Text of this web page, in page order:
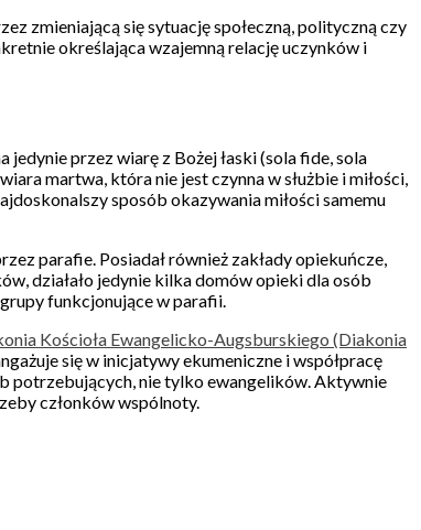
zmieniającą się sytuację społeczną, polityczną czy
określająca wzajemną relację uczynków i
przez wiarę z Bożej łaski (sola fide, sola
martwa, która nie jest czynna w służbie i miłości,
sposób okazywania miłości samemu
parafie. Posiadał również zakłady opiekuńcze,
działało jedynie kilka domów opieki dla osób
funkcjonujące w parafii.
Kościoła Ewangelicko-Augsburskiego (Diakonia
się w inicjatywy ekumeniczne i współpracę
potrzebujących, nie tylko ewangelików. Aktywnie
członków wspólnoty.